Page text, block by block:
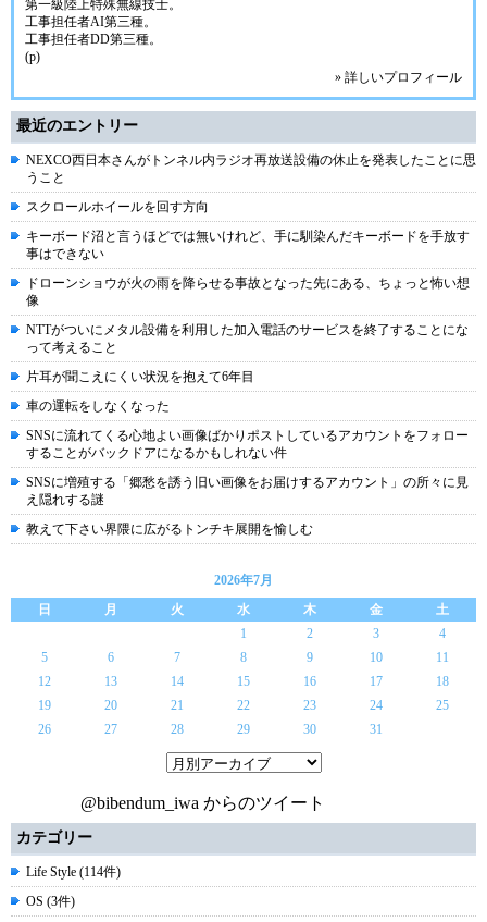
第一級陸上特殊無線技士。
工事担任者AI第三種。
工事担任者DD第三種。
(p)
» 詳しいプロフィール
最近のエントリー
NEXCO西日本さんがトンネル内ラジオ再放送設備の休止を発表したことに思
うこと
スクロールホイールを回す方向
キーボード沼と言うほどでは無いけれど、手に馴染んだキーボードを手放す
事はできない
ドローンショウが火の雨を降らせる事故となった先にある、ちょっと怖い想
像
NTTがついにメタル設備を利用した加入電話のサービスを終了することにな
って考えること
片耳が聞こえにくい状況を抱えて6年目
車の運転をしなくなった
SNSに流れてくる心地よい画像ばかりポストしているアカウントをフォロー
することがバックドアになるかもしれない件
SNSに増殖する「郷愁を誘う旧い画像をお届けするアカウント」の所々に見
え隠れする謎
教えて下さい界隈に広がるトンチキ展開を愉しむ
2026年7月
日
月 火 水 木 金
土
1
2 3
4
5
6 7 8 9 10
11
12
13 14 15 16 17
18
19
20 21 22 23 24
25
26
27 28 29 30 31
@bibendum_iwa からのツイート
カテゴリー
Life Style (114件)
OS (3件)